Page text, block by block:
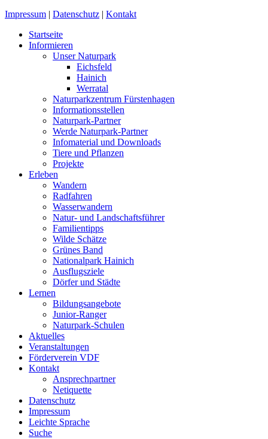
Impressum | Datenschutz | Kontakt
Startseite
Informieren
Unser Naturpark
Eichsfeld
Hainich
Werratal
Naturparkzentrum Fürstenhagen
Informationsstellen
Naturpark-Partner
Werde Naturpark-Partner
Infomaterial und Downloads
Tiere und Pflanzen
Projekte
Erleben
Wandern
Radfahren
Wasserwandern
Natur- und Landschaftsführer
Familientipps
Wilde Schätze
Grünes Band
Nationalpark Hainich
Ausflugsziele
Dörfer und Städte
Lernen
Bildungsangebote
Junior-Ranger
Naturpark-Schulen
Aktuelles
Veranstaltungen
Förderverein VDF
Kontakt
Ansprechpartner
Netiquette
Datenschutz
Impressum
Leichte Sprache
Suche